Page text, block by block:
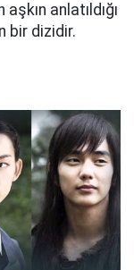
anlatıldığı
bir dizidir.